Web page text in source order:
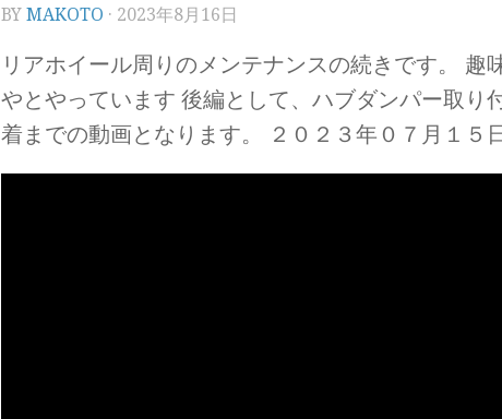
BY MAKOTO · 2023年8月16日
リアホイール周りのメンテナンスの続きです。 趣
やとやっています 後編として、ハブダンパー取り
着までの動画となります。 ２０２３年０７月１５